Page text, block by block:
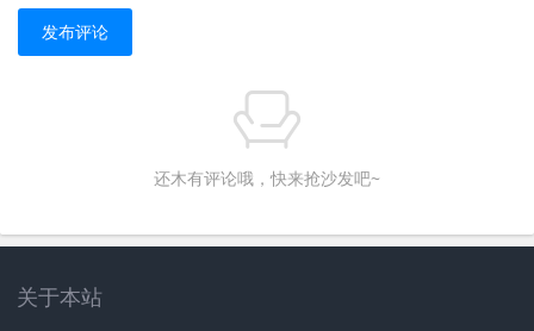
发布评论
还木有评论哦，快来抢沙发吧~
关于本站